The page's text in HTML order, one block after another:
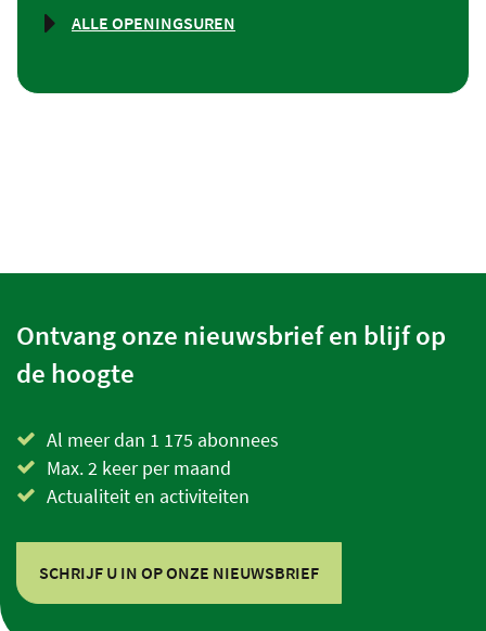
ALLE OPENINGSUREN
ECONOMIE
Ontvang onze nieuwsbrief en blijf op
de hoogte
Al meer dan 1 175 abonnees
Max. 2 keer per maand
Actualiteit en activiteiten
SCHRIJF U IN OP ONZE NIEUWSBRIEF